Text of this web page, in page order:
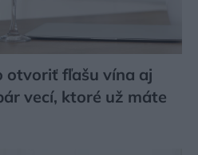
otvoriť fľašu vína aj
vecí, ktoré už máte